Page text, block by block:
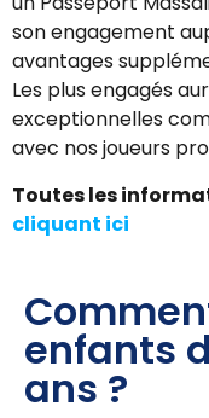
son engagement
avantages
Les plus engagés
exceptionnelles
avec nos joueurs
Toutes les
cliquant ici
enfants
ans ?